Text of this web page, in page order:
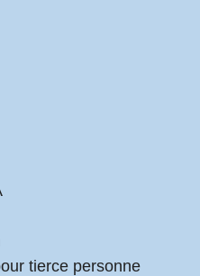
tierce personne